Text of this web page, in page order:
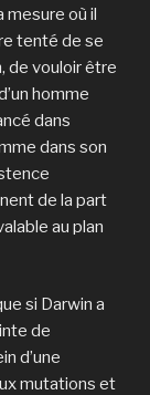
mesure où il
tenté de se
de vouloir être
homme
dans
dans son
de la part
au plan
si Darwin a
de
d’une
mutations et